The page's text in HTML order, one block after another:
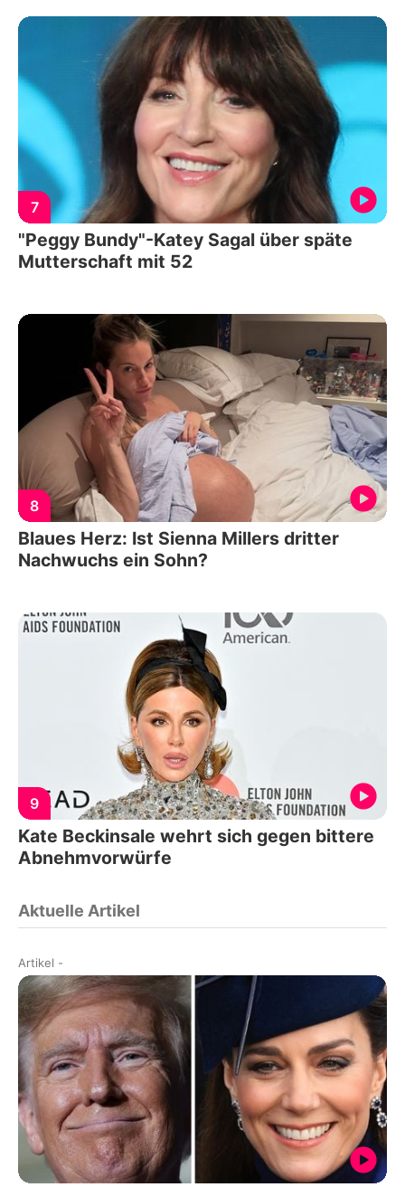
7
"Peggy Bundy"-Katey Sagal über späte
Mutterschaft mit 52
8
Blaues Herz: Ist Sienna Millers dritter
Nachwuchs ein Sohn?
9
Kate Beckinsale wehrt sich gegen bittere
Abnehmvorwürfe
Aktuelle Artikel
Artikel -